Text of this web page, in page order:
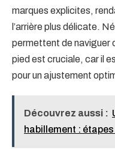
marques explicites,
l’arrière plus délicate.
permettent de naviguer
pied est cruciale, car il
pour un ajustement
Découvrez aussi :
habillement :